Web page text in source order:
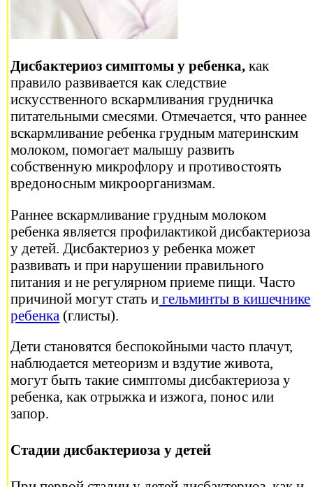
Дисбактериоз симптомы у ребенка, как
правило развивается как следствие
искусственного вскармливания грудничка
питательными смесями. Отмечается, что раннее
вскармливание ребенка грудным материнским
молоком, помогает малышу развить
собственную микрофлору и противостоять
вредоносным микроорганизмам.
Раннее вскармливание грудным молоком
ребенка является профилактикой дисбактериоза
у детей. Дисбактериоз у ребенка может
развивать и при нарушении правильного
питания и не регулярном приеме пищи. Часто
причиной могут стать и гельминты в кишечнике
ребенка (глисты).
Дети становятся беспокойными часто плачут,
наблюдается метеоризм и вздутие живота,
могут быть такие симптомы дисбактериоза у
ребенка, как отрыжка и изжога, понос или
запор.
Стадии дисбактериоза у детей